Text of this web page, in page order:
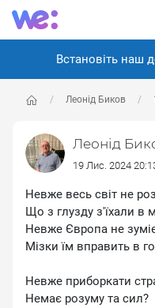
Встановіть наш
Леонід Биков
Леонід
19 Лис. 2024
Невже весь світ не
Що з глузду з'їхали в
Невже Європа не
Мізки їм вправить в
Невже приборкати
Немає розуму та сил?